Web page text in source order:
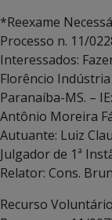
*Reexame
Processo n. 11/
Interessados:
Florêncio
Paranaíba-MS. –
Antônio Moreira
Autuante: Luiz
Julgador de 1ª
Relator: Cons.
Recurso